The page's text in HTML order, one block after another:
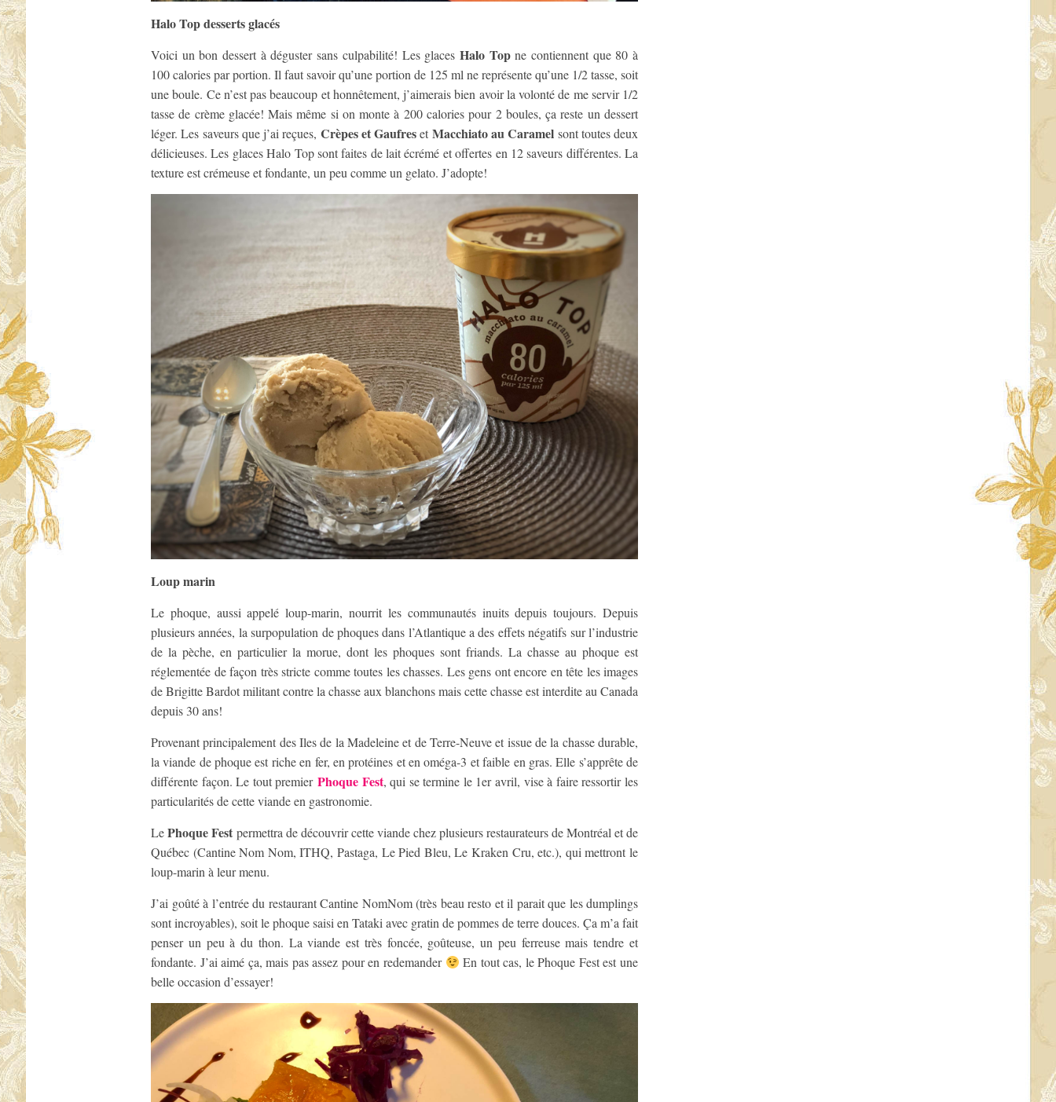
Halo Top desserts glacés
Voici un bon dessert à déguster sans culpabilité! Les glaces Halo Topne contiennent que 80 à
100 calories par portion. Il faut savoir qu’une portion de 125 ml ne représente qu’une 1/2 tasse, soit
une boule. Ce n’est pas beaucoup et honnêtement, j’aimerais bien avoir la volonté de me servir 1/2
tasse de crème glacée! Mais même si on monte à 200 calories pour 2 boules, ça reste un dessert
léger. Les saveurs que j’ai reçues, Crèpes et Gaufreset Macchiato au Caramel sont toutes deux
délicieuses. Les glaces Halo Top sont faites de lait écrémé et offertes en 12 saveurs différentes. La
texture est crémeuse et fondante, un peu comme un gelato. J’adopte!
Loup marin
Le phoque, aussi appelé loup-marin, nourrit les communautés inuits depuis toujours. Depuis
plusieurs années, la surpopulation de phoques dans l’Atlantique a des effets négatifs sur l’industrie
de la pèche, en particulier la morue, dont les phoques sont friands. La chasse au phoque est
réglementée de façon très stricte comme toutes les chasses. Les gens ont encore en tête les images
de Brigitte Bardot militant contre la chasse aux blanchons mais cette chasse est interdite au Canada
depuis 30 ans!
Provenant principalement des Iles de la Madeleine et de Terre-Neuve et issue de la chasse durable,
la viande de phoque est riche en fer, en protéines et en oméga-3 et faible en gras. Elle s’apprête de
différente façon. Le tout premier Phoque Fest, qui se termine le 1er avril, vise à faire ressortir les
particularités de cette viande en gastronomie.
LePhoque Fest permettra de découvrir cette viande chez plusieurs restaurateurs de Montréal et de
Québec (Cantine Nom Nom, ITHQ, Pastaga, Le Pied Bleu, Le Kraken Cru, etc.), qui mettront le
loup-marin à leur menu.
J’ai goûté à l’entrée du restaurant Cantine NomNom (très beau resto et il parait que les dumplings
sont incroyables), soit le phoque saisi en Tataki avec gratin de pommes de terre douces. Ça m’a fait
penser un peu à du thon. La viande est très foncée, goûteuse, un peu ferreuse mais tendre et
fondante. J’ai aimé ça, mais pas assez pour en redemander
En tout cas, le Phoque Fest est une
belle occasion d’essayer!